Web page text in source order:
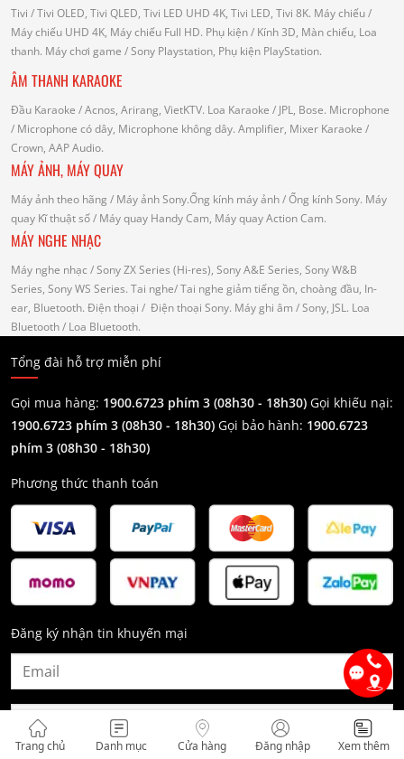
Tivi / Tivi OLED, Tivi QLED, Tivi LED UHD 4K, Tivi LED, Tivi 8K. Máy chiếu/
Máy chiếu UHD 4K, Máy chiếu Full HD. Phụ kiện/ Kính 3D, Màn chiếu, Loa
thanh. Máy chơi game / Sony Playstation, Phụ kiện PlayStation.
ÂM THANH KARAOKE
Đầu Karaoke / Acnos, Arirang, VietKTV. Loa Karaoke / JPL, Bose. Microphone
/ Microphone có dây, Microphone không dây. Amplifier, Mixer Karaoke /
Crown, AAP Audio.
MÁY ẢNH, MÁY QUAY
Máy ảnh theo hãng / Máy ảnh Sony.Ống kính máy ảnh / Ống kính Sony. Máy
quay Kĩ thuật số/ Máy quay Handy Cam, Máy quay Action Cam.
MÁY NGHE NHẠC
Máy nghe nhạc / Sony ZX Series (Hi-res), Sony A&E Series, Sony W&B
Series, Sony WS Series. Tai nghe/ Tai nghe giảm tiếng ồn, choàng đầu, In-
ear, Bluetooth. Điện thoại / Điện thoại Sony. Máy ghi âm / Sony, JSL. Loa
Bluetooth/ Loa Bluetooth.
Tổng đài hỗ trợ miễn phí
Gọi mua hàng: 1900.6723 phím 3 (08h30 - 18h30) Gọi khiếu nại:
1900.6723 phím 3 (08h30 - 18h30) Gọi bảo hành: 1900.6723
phím 3 (08h30 - 18h30)
Phương thức thanh toán
Đăng ký nhận tin khuyến mại
Trang chủ Danh mục Cửa hàng Đăng nhập Xem thêm